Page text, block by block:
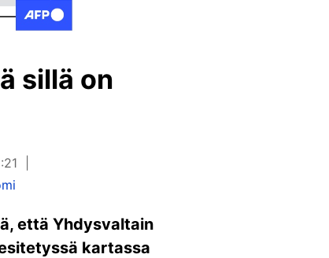
sillä on
että Yhdysvaltain
kartassa